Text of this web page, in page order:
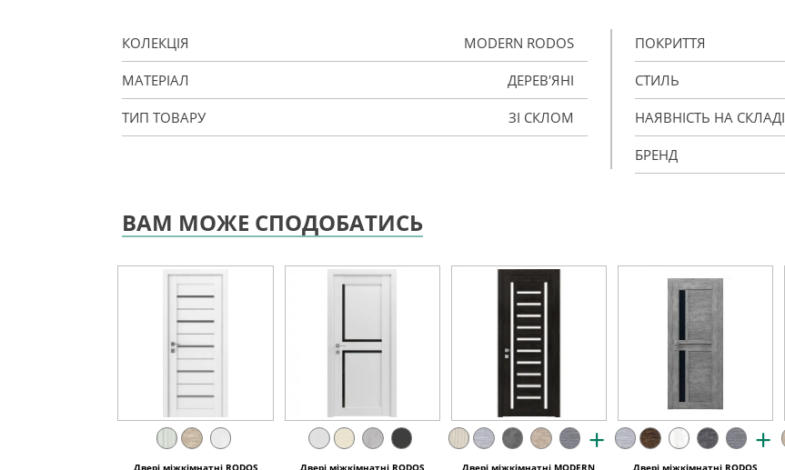
КОЛЕКЦІЯ MODERN RODOS
МАТЕРІАЛ ДЕРЕВ'ЯНІ
ТИП ТОВАРУ ЗІ СКЛОМ
ПОКРИТТЯ
СТИЛЬ
НАЯВНІСТЬ НА СКЛАДІ
БРЕНД
ВАМ МОЖЕ СПОДОБАТИСЬ
Двері міжкімнатні RODOS
Двері міжкімнатні RODOS
+
Двері міжкімнатні MODERN
+
Двері міжкімнатні RODOS